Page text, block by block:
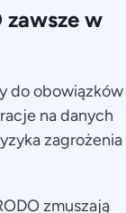
w
do obowiązków
na danych
zagrożenia
zmuszają